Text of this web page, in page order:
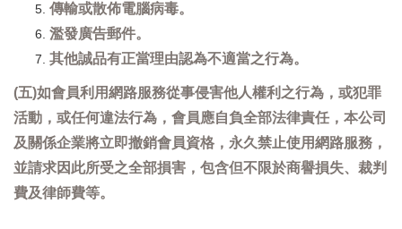
傳輸或散佈電腦病毒。
濫發廣告郵件。
其他誠品有正當理由認為不適當之行為。
(五)如會員利用網路服務從事侵害他人權利之行為，或犯罪
活動，或任何違法行為，會員應自負全部法律責任，本公司
及關係企業將立即撤銷會員資格，永久禁止使用網路服務，
並請求因此所受之全部損害，包含但不限於商譽損失、裁判
費及律師費等。